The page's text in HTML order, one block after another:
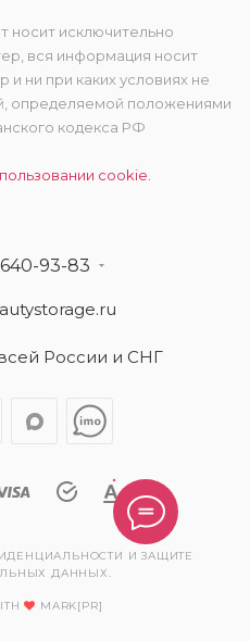
носит исключительно
вся информация носит
и ни при каких условиях не
определяемой положениями
кодекса РФ
cookie.
93-83
России и СНГ
И ЗАЩИТЕ
ДАННЫХ.
MARK[PR]